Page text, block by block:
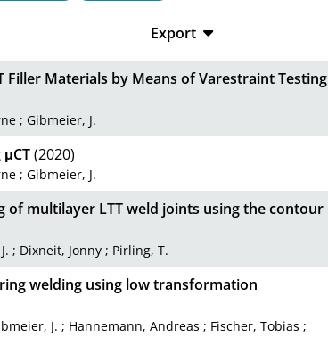
Export
CSV
XML
Filler Materials by Means of Varestraint Testing
; Gibmeier, J.
(2020)
;Gibmeier, J.
of multilayer LTT weld joints using the contour
; Dixneit, Jonny ; Pirling, T.
welding using low transformation
J. ; Hannemann, Andreas ; Fischer, Tobias ;